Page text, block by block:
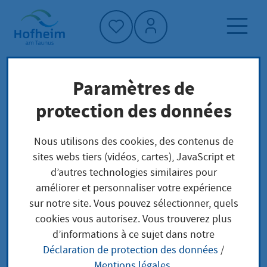
Accueil"
Page d'accueil
Trouver un service
Préoccupations locales
Europäische Genossenschaft (SCE) anmelden
Europäische
Genossenschaft (SCE)
anmelden
Paramètres de
protection des données
Nous utilisons des cookies, des contenus de
sites webs tiers (vidéos, cartes), JavaScript et
d’autres technologies similaires pour
améliorer et personnaliser votre expérience
sur notre site. Vous pouvez sélectionner, quels
cookies vous autorisez. Vous trouverez plus
d’informations à ce sujet dans notre
Déclaration de protection des données /